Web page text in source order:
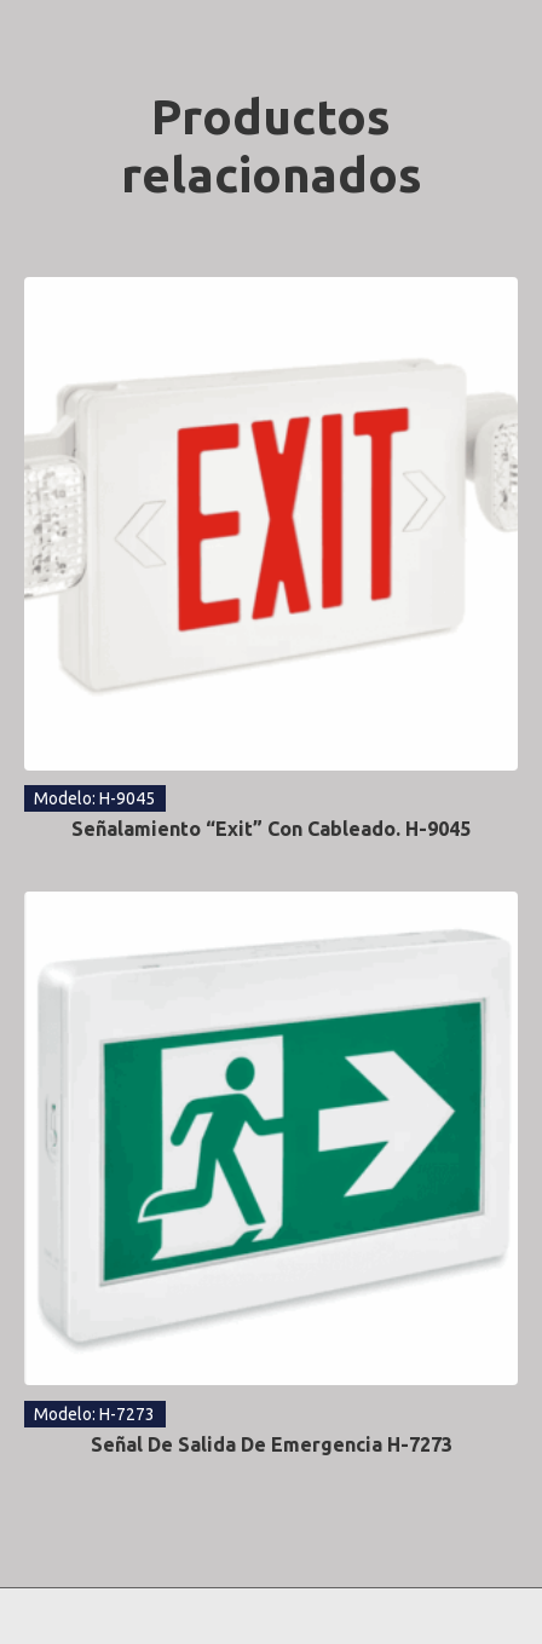
Productos
relacionados
Modelo: H-9045
Señalamiento “Exit” Con Cableado. H-9045
Modelo: H-7273
Señal De Salida De Emergencia H-7273